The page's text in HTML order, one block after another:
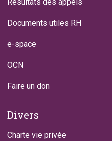
Documents utiles RH
e-space
OCN
Faire un don
Divers
Charte vie privée